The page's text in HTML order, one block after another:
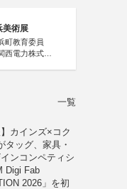
美術展
町教育委員
西電力株式会
一覧
】カインズ×コク
タッグ、家具・
ンコンペティシ
Digi Fab
2026」を初